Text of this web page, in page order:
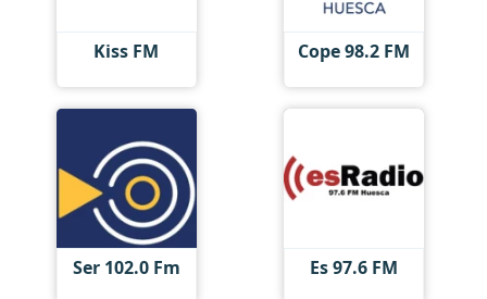
Kiss FM Cope 98.2 FM
Ser 102.0 Fm Es 97.6 FM